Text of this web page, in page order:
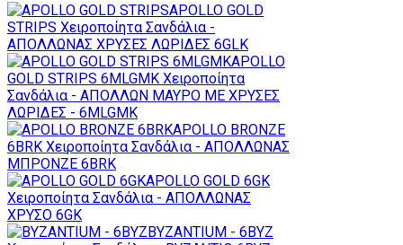
APOLLO GOLD
STRIPS Χειροποίητα Σανδάλια -
ΑΠΟΛΛΩΝΑΣ ΧΡΥΣΕΣ ΛΩΡΙΔΕΣ 6GLK
APOLLO
GOLD STRIPS 6MLGMK Χειροποίητα
Σανδάλια - ΑΠΟΛΛΩΝ ΜΑΥΡΟ ΜΕ ΧΡΥΣΕΣ
ΛΩΡΙΔΕΣ - 6MLGMK
APOLLO BRONZE
6BRK Χειροποίητα Σανδάλια - ΑΠΟΛΛΩΝΑΣ
ΜΠΡΟΝΖΕ 6BRK
APOLLO GOLD 6GK
Χειροποίητα Σανδάλια - ΑΠΟΛΛΩΝΑΣ
ΧΡΥΣΟ 6GK
BYZANTIUM - 6BYZ